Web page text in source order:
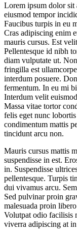
Lorem ipsum dolor sit
eiusmod tempor
Faucibus turpis in eu
Cras adipiscing enim
mauris cursus. Est
Pellentesque id nibh
diam vulputate ut.
fringilla est
interdum posuere.
fermentum. In eu mi
Interdum velit
Massa vitae tortor
felis eget nunc
condimentum mattis
tincidunt arcu non.
Mauris cursus mattis
suspendisse in est.
in. Suspendisse
pellentesque. Turpis
dui vivamus arcu.
Sed pulvinar proin
malesuada proin
Volutpat odio facilisis
viverra adipiscing at